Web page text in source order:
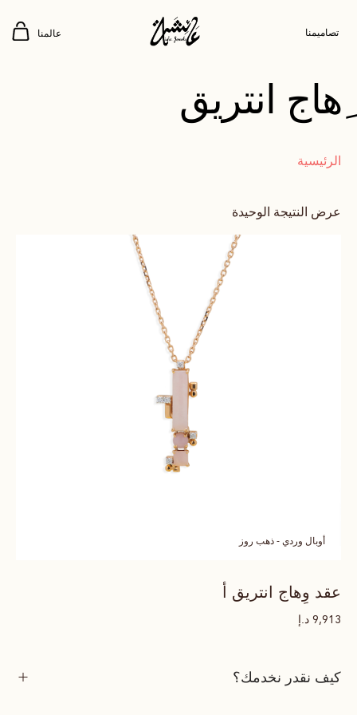
تصاميمنا عالمنا
ِهاج انتريق
الرئيسية
عرض النتيجة الوحيدة
أوبال وردي - ذهب روز
عقد وِهاج انتريق أ
9,913 د.إ
كيف نقدر نخدمك؟